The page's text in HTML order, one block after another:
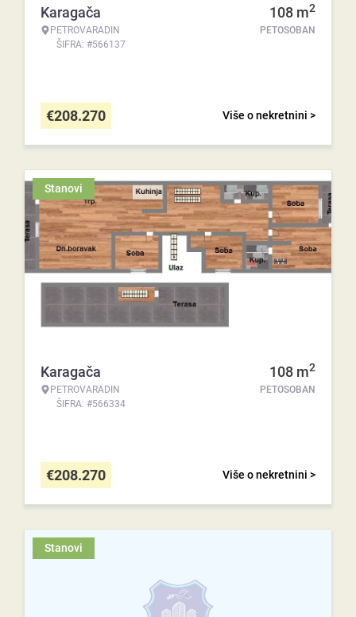
Karagača
PETROVARADIN
ŠIFRA: #566137
108 m2
PETOSOBAN
Više o nekretnini >
€208.270
Stanovi
Karagača
PETROVARADIN
ŠIFRA: #566334
108 m2
PETOSOBAN
Više o nekretnini >
€208.270
Stanovi